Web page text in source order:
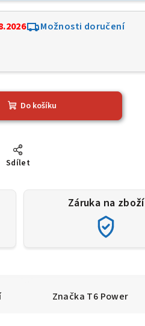
Možnosti doručení
Do košíku
Sdílet
Záruka na zboží
Značka T6 Power